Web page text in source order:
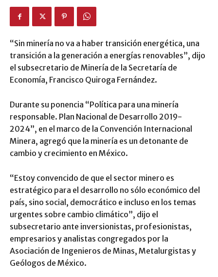
“Sin minería no va a haber transición energética, una
transición a la generación a energías renovables”, dijo
el subsecretario de Minería de la Secretaría de
Economía, Francisco Quiroga Fernández.
Durante su ponencia “Política para una minería
responsable. Plan Nacional de Desarrollo 2019-
2024”, en el marco de la Convención Internacional
Minera, agregó que la minería es un detonante de
cambio y crecimiento en México.
“Estoy convencido de que el sector minero es
estratégico para el desarrollo no sólo económico del
país, sino social, democrático e incluso en los temas
urgentes sobre cambio climático”, dijo el
subsecretario ante inversionistas, profesionistas,
empresarios y analistas congregados por la
Asociación de Ingenieros de Minas, Metalurgistas y
Geólogos de México.